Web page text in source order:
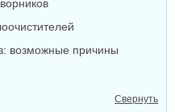
возможные причины
Свернуть